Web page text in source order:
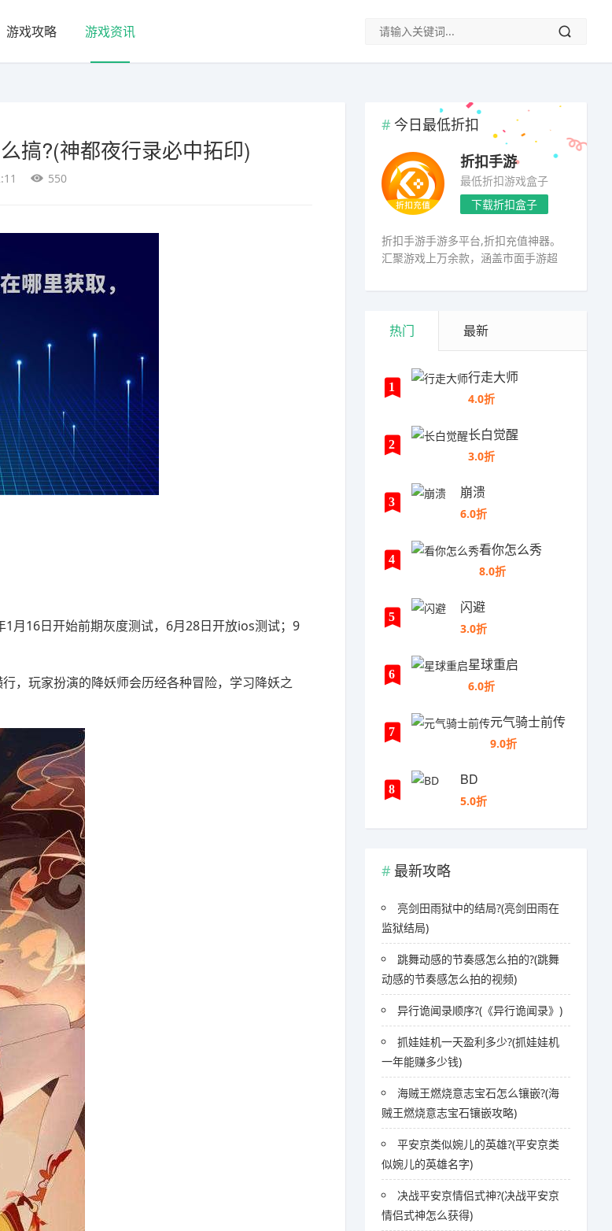
游戏攻略 游戏资讯
搞?(神都夜行录必中拓印)
550
月16日开始前期灰度测试，6月28日开放ios测试；9
，玩家扮演的降妖师会历经各种冒险，学习降妖之
今日最低折扣
折扣手游
最低折扣游戏盒子
下载折扣盒子
折扣手游手游多平台,折扣充值神器。
汇聚游戏上万余款，涵盖市面手游超
热门 最新
1
行走大师
4.0折
2
长白觉醒
3.0折
3
崩溃
6.0折
4
看你怎么秀
8.0折
5
闪避
3.0折
6
星球重启
6.0折
7
元气骑士前传
9.0折
8
BD
5.0折
最新攻略
亮剑田雨狱中的结局?(亮剑田雨在
监狱结局)
跳舞动感的节奏感怎么拍的?(跳舞
动感的节奏感怎么拍的视频)
异行诡闻录顺序?(《异行诡闻录》)
抓娃娃机一天盈利多少?(抓娃娃机
一年能赚多少钱)
海贼王燃烧意志宝石怎么镶嵌?(海
贼王燃烧意志宝石镶嵌攻略)
平安京类似婉儿的英雄?(平安京类
似婉儿的英雄名字)
决战平安京情侣式神?(决战平安京
情侣式神怎么获得)